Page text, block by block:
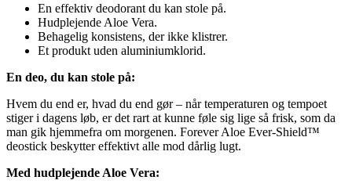
En effektiv deodorant du kan stole på.
Hudplejende Aloe Vera.
Behagelig konsistens, der ikke klistrer.
Et produkt uden aluminiumklorid.
En deo, du kan stole på:
Hvem du end er, hvad du end gør – når temperaturen og tempoet
stiger i dagens løb, er det rart at kunne føle sig lige så frisk, som da
man gik hjemmefra om morgenen. Forever Aloe Ever-Shield™
deostick beskytter effektivt alle mod dårlig lugt.
Med hudplejende Aloe Vera: